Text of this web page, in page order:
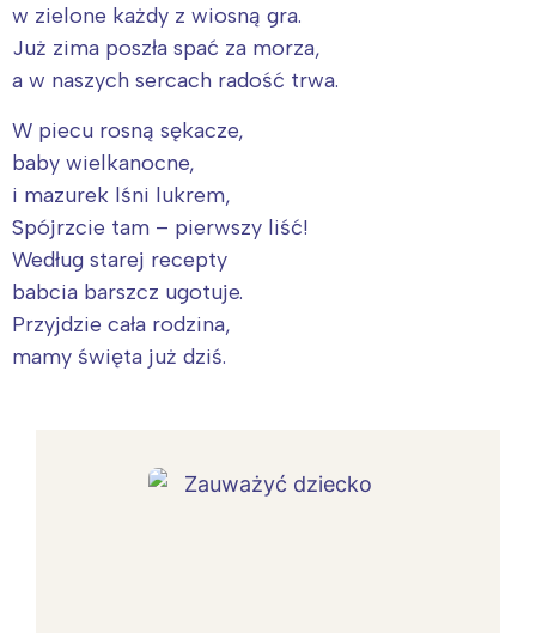
w zielone każdy z wiosną gra.
Już zima poszła spać za morza,
a w naszych sercach radość trwa.
W piecu rosną sękacze,
baby wielkanocne,
i mazurek lśni lukrem,
Spójrzcie tam – pierwszy liść!
Według starej recepty
babcia barszcz ugotuje.
Przyjdzie cała rodzina,
mamy święta już dziś.